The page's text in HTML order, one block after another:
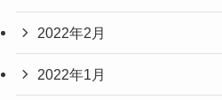
2022年2月
2022年1月